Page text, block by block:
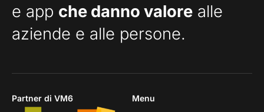
e app che danno valore alle
aziende e alle persone.
Partner di VM6 Menu